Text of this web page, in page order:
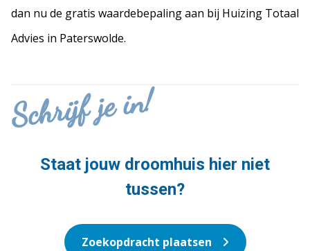
dan nu de gratis waardebepaling aan bij Huizing Totaal
Advies in Paterswolde.
Staat jouw droomhuis hier niet
tussen?
Schrijf je in!
Zoekopdracht plaatsen